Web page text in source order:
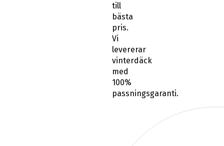
till
bästa
pris.
Vi
levererar
vinterdäck
med
100%
passningsgaranti.